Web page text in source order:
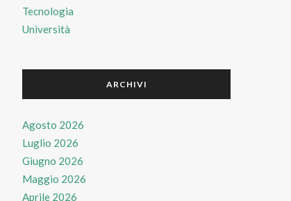
Tecnologia
Università
ARCHIVI
Agosto 2026
Luglio 2026
Giugno 2026
Maggio 2026
Aprile 2026